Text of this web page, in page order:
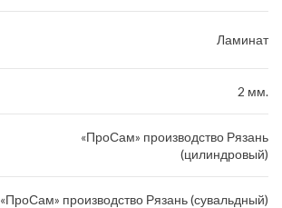
Ламинат
2 мм.
«ПроСам» производство Рязань
(цилиндровый)
«ПроСам» производство Рязань (сувальдный)